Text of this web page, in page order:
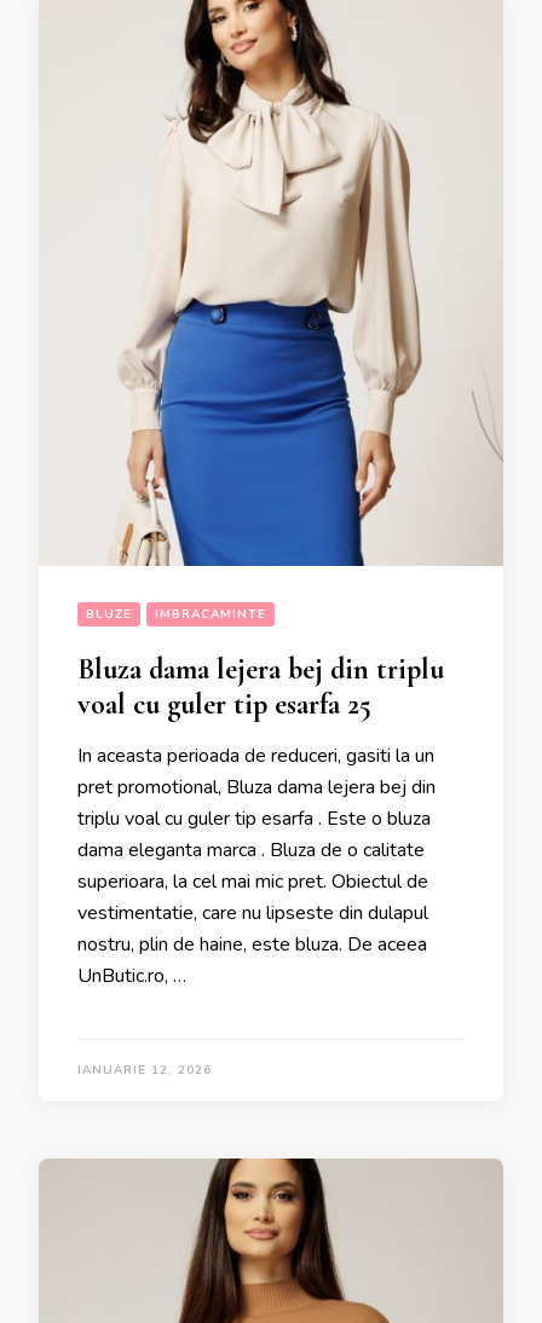
BLUZE IMBRACAMINTE
Bluza dama lejera bej din triplu
voal cu guler tip esarfa 25
In aceasta perioada de reduceri, gasiti la un
pret promotional, Bluza dama lejera bej din
triplu voal cu guler tip esarfa . Este o bluza
dama eleganta marca . Bluza de o calitate
superioara, la cel mai mic pret. Obiectul de
vestimentatie, care nu lipseste din dulapul
nostru, plin de haine, este bluza. De aceea
UnButic.ro, …
IANUARIE 12, 2026